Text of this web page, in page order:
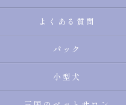
よくある質問
パック
小型犬